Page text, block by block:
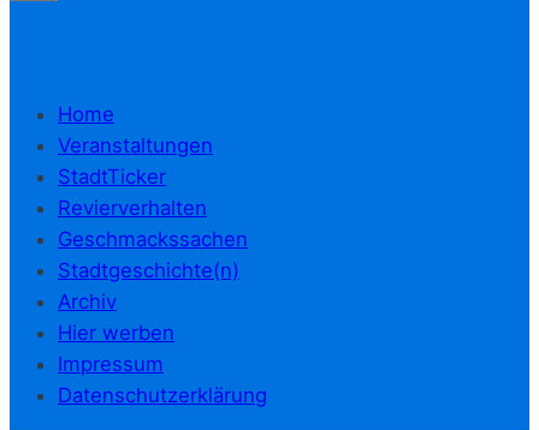
Home
Veranstaltungen
StadtTicker
Revierverhalten
Geschmackssachen
Stadtgeschichte(n)
Archiv
Hier werben
Impressum
Datenschutzerklärung